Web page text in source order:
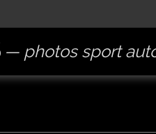
photos sport